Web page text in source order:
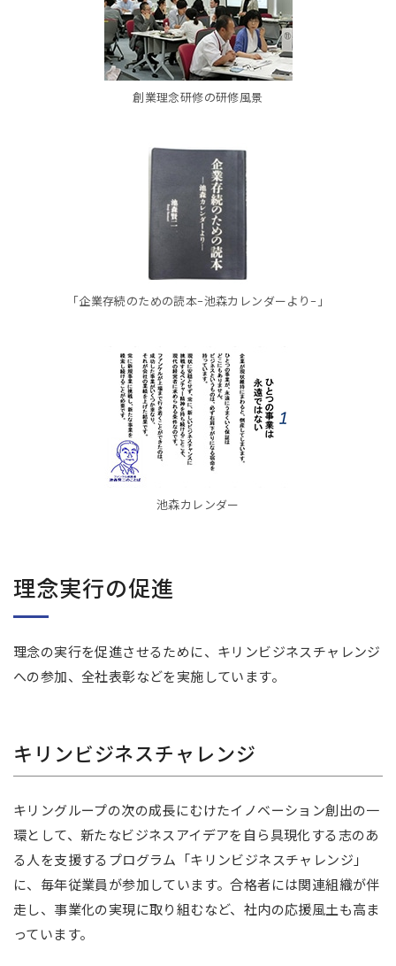
創業理念研修の研修風景
「企業存続のための読本−池森カレンダーより−」
池森カレンダー
理念実行の促進
理念の実行を促進させるために、キリンビジネスチャレンジ
への参加、全社表彰などを実施しています。
キリンビジネスチャレンジ
キリングループの次の成長にむけたイノベーション創出の一
環として、新たなビジネスアイデアを自ら具現化する志のあ
る人を支援するプログラム「キリンビジネスチャレンジ」
に、毎年従業員が参加しています。合格者には関連組織が伴
走し、事業化の実現に取り組むなど、社内の応援風土も高ま
っています。